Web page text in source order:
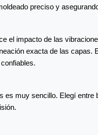
preciso y
el impacto de las
exacta de las
es muy sencillo. Elegí